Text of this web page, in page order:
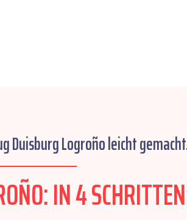
Duisburg Logroño leicht
IN 4